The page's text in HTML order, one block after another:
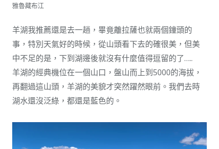
雅魯藏布江
羊湖我推薦還是去一趟，畢竟離拉薩也就兩個鐘頭的
事，特別天氣好的時候，從山頭看下去的確很美，但美
中不足的是，下到湖邊後就沒有什麼值得逗留的了…..
羊湖的經典機位在一個山口，盤山而上到5000的海拔，
再翻過這山頭，羊湖的美貌才突然躍然眼前。我們去時
湖水還沒泛綠，都還是藍色的。